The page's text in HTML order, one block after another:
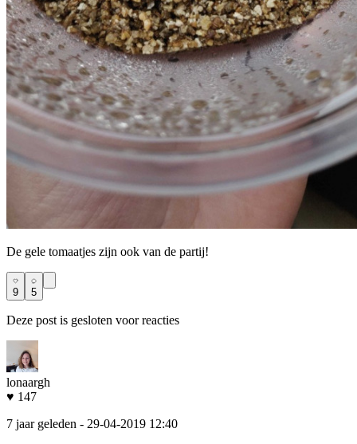
De gele tomaatjes zijn ook van de partij!
9 5
Deze post is gesloten voor reacties
lonaargh
♥ 147
7 jaar geleden - 29-04-2019 12:40